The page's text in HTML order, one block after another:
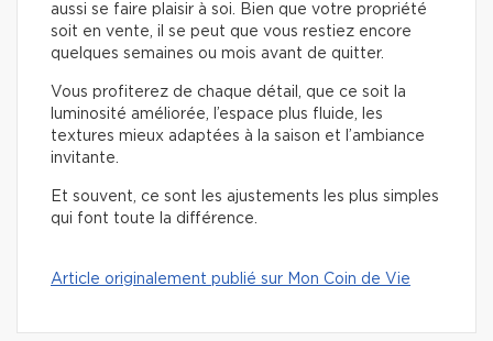
aussi se faire plaisir à soi. Bien que votre propriété
soit en vente, il se peut que vous restiez encore
quelques semaines ou mois avant de quitter.
Vous profiterez de chaque détail, que ce soit la
luminosité améliorée, l’espace plus fluide, les
textures mieux adaptées à la saison et l’ambiance
invitante.
Et souvent, ce sont les ajustements les plus simples
qui font toute la différence.
Article originalement publié sur Mon Coin de Vie